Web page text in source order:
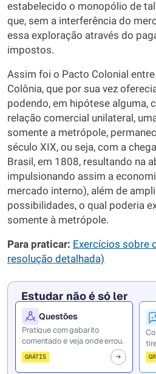
estabelecido o monopólio de
que, sem a interferência do
essa exploração através do
impostos.
Assim foi o Pacto Colonial
Colônia, que por sua vez
podendo, em hipótese alguma,
relação comercial unilateral,
somente a metrópole,
século XIX, ou seja, com a
Brasil, em 1808, resultando na
impulsionando assim a
mercado interno), além de
possibilidades, o qual poderia
somente à metrópole.
Para praticar: Exercícios sobre
resolução detalhada)
Estudar não é só ler
Questões
Pratique com gabarito
comentado e veja onde errou.
GRÁTIS